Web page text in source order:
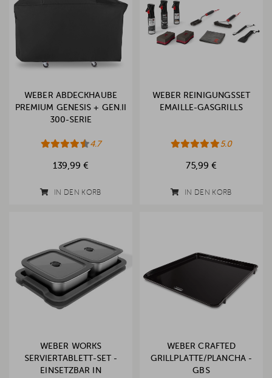
WEBER ABDECKHAUBE
PREMIUM GENESIS + GEN.II
300-SERIE
4.7
139,99 €
IN DEN KORB
WEBER REINIGUNGSSET
EMAILLE-GASGRILLS
5.0
75,99 €
IN DEN KORB
WEBER WORKS
SERVIERTABLETT-SET -
EINSETZBAR IN
WEBER CRAFTED
GRILLPLATTE/PLANCHA -
GBS